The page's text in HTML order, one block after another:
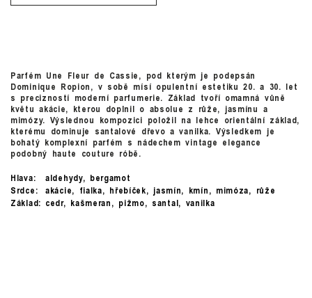
Parfém Une Fleur de Cassie, pod kterým je podepsán
Dominique Ropion, v sobě mísí opulentní estetiku 20. a 30. let
s precizností moderní parfumerie. Základ tvoří omamná vůně
květu akácie, kterou doplnil o absolue z růže, jasmínu a
mimózy. Výslednou kompozici položil na lehce orientální základ,
kterému dominuje santalové dřevo a vanilka. Výsledkem je
bohatý komplexní parfém s nádechem vintage elegance
podobný haute couture róbě.
Hlava:
aldehydy, bergamot
Srdce:
akácie, fialka, hřebíček, jasmín, kmín, mimóza, růže
Základ: cedr, kašmeran, pižmo, santal, vanilka